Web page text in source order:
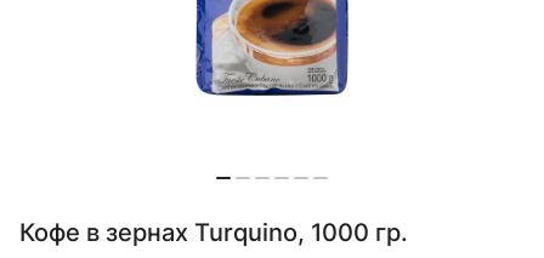
Кофе в зернах Turquino, 1000 гр.